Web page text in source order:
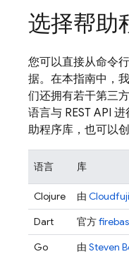
选择帮助
您可以直接从命令
据。在本指南中，
们还拥有若干第三
语言与 REST API
助程序库，也可以
语言 库
Clojure 由 Cloudfuji
Dart
官方
Go
由 Steven